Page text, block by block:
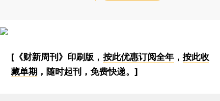
[《财新周刊》印刷版， 按此优惠订阅全年， 按此收
藏单期 ，随时起刊，免费快递。]